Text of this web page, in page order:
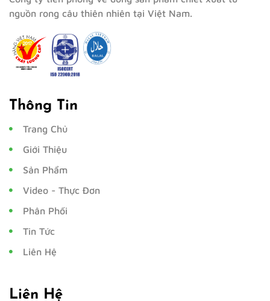
nguồn rong câu thiên nhiên tại Việt Nam.
Thông Tin
Trang Chủ
Giới Thiệu
Sản Phẩm
Video - Thực Đơn
Phân Phối
Tin Tức
Liên Hệ
Liên Hệ